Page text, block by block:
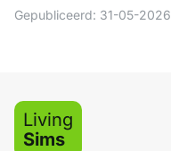
Gepubliceerd: 31-05-2026
Living
Sims